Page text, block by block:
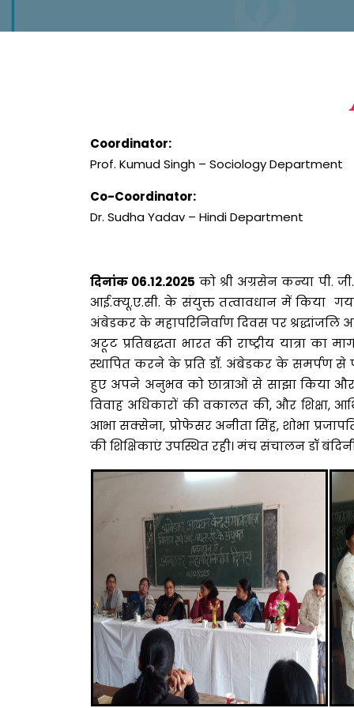
Coordinator:
Prof. Kumud Singh – Sociology Department
Co-Coordinator:
Dr. Sudha Yadav – Hindi Department
दिनांक 06.12.2025 को श्री अग्रसेन कन्या पी.
आई.क्यू.ए.सी. के संयुक्त तत्वावधान में किया
अंबेडकर के महापरिनिर्वाण दिवस पर श्रद्धांजलि
अटूट प्रतिबद्धता भारत की राष्ट्रीय यात्रा
स्थापित करने के प्रति डॉ. अंबेडकर के समर्पण से
हुए अपने अनुभव को छात्राओं से साझा किया
विवाह अधिकारों की वकालत की, और शिक्षा,
आभा सक्सेना, प्रोफेसर अनीता सिंह, शोभा
की शिक्षिकाएं उपस्थित रही। मंच संचालन डॉ